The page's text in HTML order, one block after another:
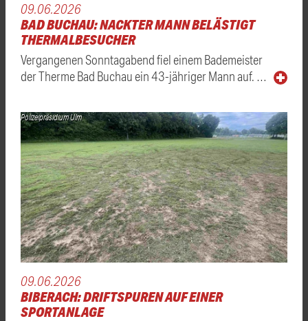
09.06.2026
BAD BUCHAU: NACKTER MANN BELÄSTIGT
THERMALBESUCHER
Vergangenen Sonntagabend fiel einem Bademeister
der Therme Bad Buchau ein 43-jähriger Mann auf. …
Polizeipräsidium Ulm
09.06.2026
BIBERACH: DRIFTSPUREN AUF EINER
SPORTANLAGE